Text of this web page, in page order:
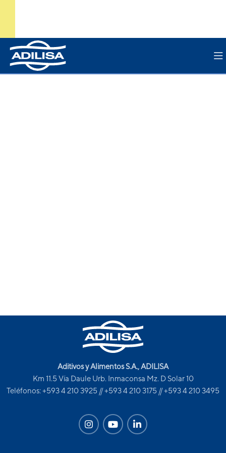
Aditivos y Alimentos S.A., ADILISA
Km 11.5 Vía Daule Urb. Inmaconsa Mz. D Solar 10
Teléfonos: +593 4 210 3925 // +593 4 210 3175 // +593 4 210 3495